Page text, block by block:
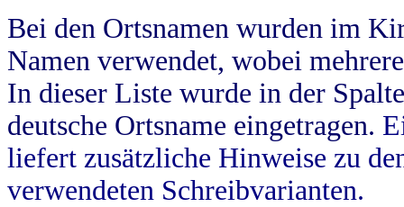
Bei den Ortsnamen wurden im
Namen verwendet, wobei
In dieser Liste wurde in der
deutsche Ortsname eingetragen.
liefert zusätzliche Hinweise zu
verwendeten Schreibvarianten.